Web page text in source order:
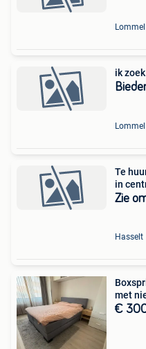
Lommel
ik
Lommel
Te
in
Zie
Hasselt
met
€